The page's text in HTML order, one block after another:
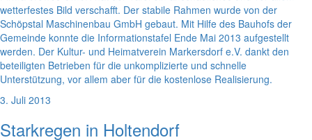
wetterfestes Bild verschafft. Der stabile Rahmen wurde von der
Schöpstal Maschinenbau GmbH gebaut. Mit Hilfe des Bauhofs der
Gemeinde konnte die Informationstafel Ende Mai 2013 aufgestellt
werden. Der Kultur- und Heimatverein Markersdorf e.V. dankt den
beteiligten Betrieben für die unkomplizierte und schnelle
Unterstützung, vor allem aber für die kostenlose Realisierung.
3. Juli 2013
Starkregen in Holtendorf